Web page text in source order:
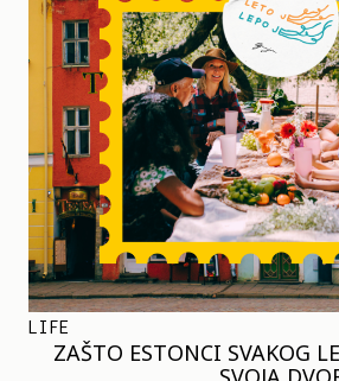
LIFE
ZAŠTO ESTONCI SVAKOG